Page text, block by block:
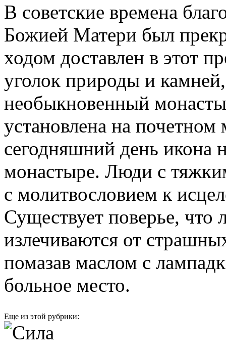
В советские времена
Божией Матери был
ходом доставлен в этот
уголок природы и
необыкновенный
установлена на
сегодняшний день икона
монастыре. Люди с
с молитвословием к
Существует поверье, что
излечиваются от
помазав маслом с
больное место.
Еще из этой рубрики: